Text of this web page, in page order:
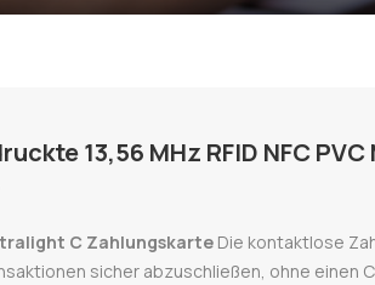
13,56 MHz RFID NFC
C Zahlungskarte Die kontaktlose
sicher abzuschließen, ohne einen